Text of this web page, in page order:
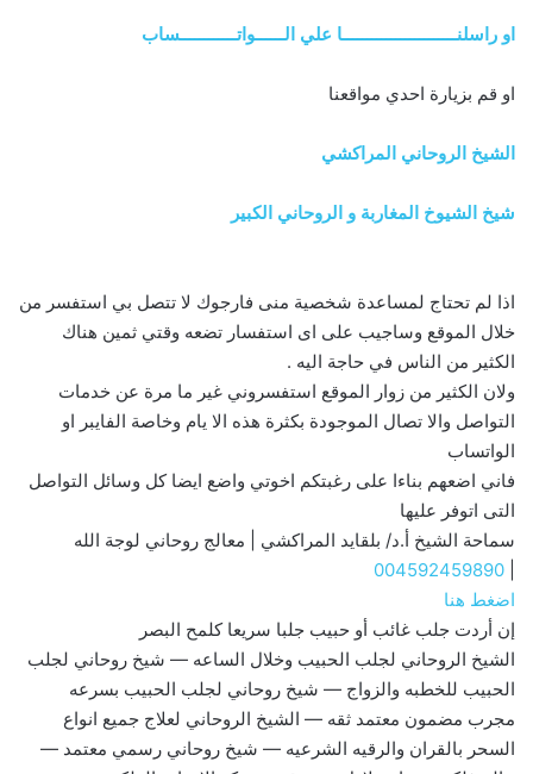
او راسلنــــــــــــــــــــــــا علي الــــــواتــــــــــــساب
او قم بزيارة احدي مواقعنا
الشيخ الروحاني المراكشي
شيخ الشيوخ المغاربة و الروحاني الكبير
اذا لم تحتاج لمساعدة شخصية منى فارجوك لا تتصل بي استفسر من
خلال الموقع وساجيب على اى استفسار تضعه وقتي ثمين هناك
الكثير من الناس في حاجة اليه .
ولان الكثير من زوار الموقع استفسروني غير ما مرة عن خدمات
التواصل والا تصال الموجودة بكثرة هذه الا يام وخاصة الفايبر او
الواتساب
فاني اضعهم بناءا على رغبتكم اخوتي واضع ايضا كل وسائل التواصل
التى اتوفر عليها
سماحة الشيخ أ.د/ بلقايد المراكشي | معالج روحاني لوجة الله
004592459890
اضغط هنا
إن أردت جلب غائب أو حبيب جلبا سريعا كلمح البصر
الشيخ الروحاني لجلب الحبيب وخلال الساعه — شيخ روحاني لجلب
الحبيب للخطبه والزواج — شيخ روحاني لجلب الحبيب بسرعه
مجرب مضمون معتمد ثقه — الشيخ الروحاني لعلاج جميع انواع
السحر بالقران والرقيه الشرعيه — شيخ روحاني رسمي معتمد —